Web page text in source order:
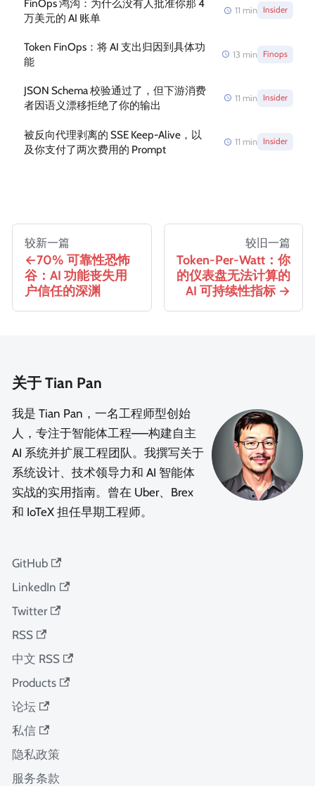
FinOps 鸿沟：为什么没有人批准你那 4
万美元的 AI 账单
11 min Insider
Token FinOps：将 AI 支出归因到具体功
能
13 min Finops
JSON Schema 校验通过了，但下游消费
者因语义漂移拒绝了你的输出
11 min Insider
被反向代理剥离的 SSE Keep-Alive，以
及你支付了两次费用的 Prompt
11 min Insider
较新一篇
70% 可靠性恐怖
谷：AI 功能丧失用
户信任的深渊
较旧一篇
Token-Per-Watt：你
的仪表盘无法计算的
AI 可持续性指标
关于 Tian Pan
我是 Tian Pan，一名工程师型创始
人，专注于智能体工程——构建自主
AI 系统并扩展工程团队。我撰写关于
系统设计、技术领导力和 AI 智能体
实战的实用指南。曾在 Uber、Brex
和 IoTeX 担任早期工程师。
GitHub
LinkedIn
Twitter
RSS
中文 RSS
Products
论坛
私信
隐私政策
服务条款